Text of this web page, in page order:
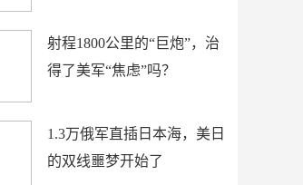
射程1800公里的“巨炮”，治
得了美军“焦虑”吗？
1.3万俄军直插日本海，美日
的双线噩梦开始了